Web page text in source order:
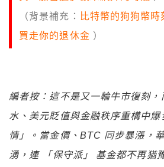
（背景補充：
比特幣的狗狗幣
買走你的退休金 ）
編者按：這不是又一輪牛市復刻
水、美元貶值與金融秩序重構中
情」。當金價、BTC 同步暴漲，
湧，連 「保守派」 基金都不再猶